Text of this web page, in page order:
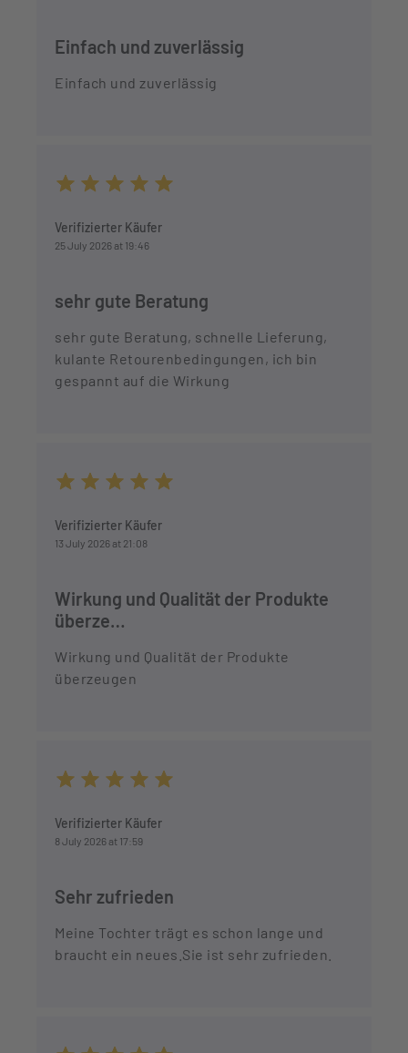
Einfach und zuverlässig
Einfach und zuverlässig
Verifizierter Käufer
25 July 2026 at 19:46
sehr gute Beratung
sehr gute Beratung, schnelle Lieferung,
kulante Retourenbedingungen, ich bin
gespannt auf die Wirkung
Verifizierter Käufer
13 July 2026 at 21:08
Wirkung und Qualität der Produkte
überze…
Wirkung und Qualität der Produkte
überzeugen
Verifizierter Käufer
8 July 2026 at 17:59
Sehr zufrieden
Meine Tochter trägt es schon lange und
braucht ein neues.Sie ist sehr zufrieden.